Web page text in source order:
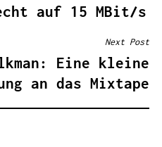
auf 15 MBit/s
Next Post
Eine kleine
an das Mixtape